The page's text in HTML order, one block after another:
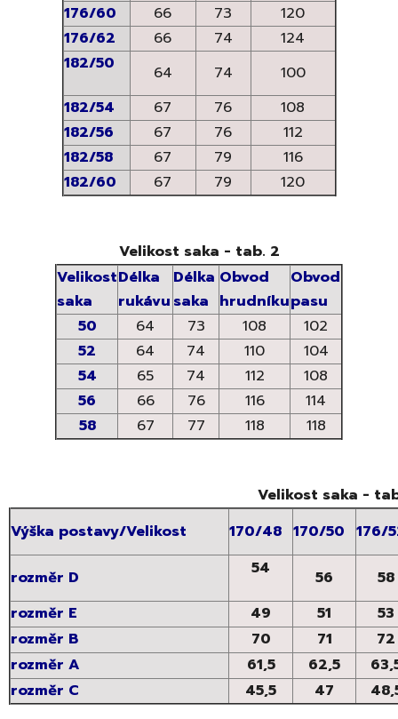
176/60
66 73
120
176/62
66 74
124
182/50
64 74
100
182/54
67 76
108
182/56
67 76
112
182/58
67 79
116
182/60
67 79 120
Velikost saka - tab. 2
Velikost
saka
Délka
rukávu
Délka
saka
Obvod
hrudníku
Obvod
pasu
50
64 73 108
102
52
64 74 110
104
54
65 74 112
108
56
66 76 116
114
58
67 77 118 118
Velikost saka -
Výška postavy/Velikost
170/48 170/50 176/
rozměr D 54 56
58
rozměr E
49 51
53
rozměr B
70 71
72
rozměr A
61,5 62,5
rozměr C
45,5 47